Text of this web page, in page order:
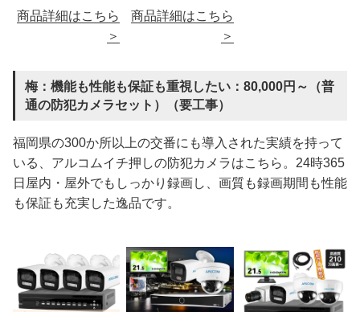
商品詳細はこちら
＞
商品詳細はこちら
＞
梅：機能も性能も保証も重視したい：80,000円～（普
通の防犯カメラセット）（要工事）
福岡県の300か所以上の交番にも導入された実績を持って
いる、アルコムイチ押しの防犯カメラはこちら。24時365
日屋内・屋外でもしっかり録画し、画質も録画期間も性能
も保証も充実した逸品です。